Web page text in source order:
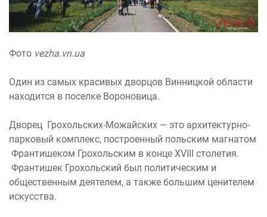
Фото vezha.vn.ua
Один из самых красивых дворцов Винницкой области
находится в поселке Вороновица.
Дворец Грохольских-Можайских — это архитектурно-
парковый комплекс, построенный польским магнатом
Франтишеком Грохольским в конце XVIII столетия.
Франтишек Грохольский был политическим и
общественным деятелем, а также большим ценителем
искусства.